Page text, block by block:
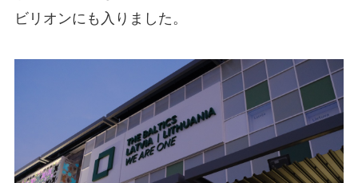
ビリオンにも入りました。